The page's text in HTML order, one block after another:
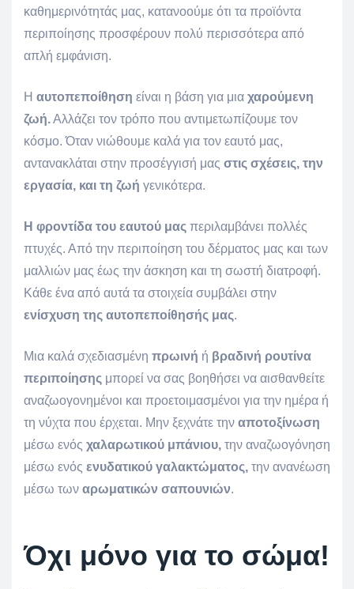
καθημερινότητάς μας, κατανοούμε ότι τα προϊόντα
περιποίησης προσφέρουν πολύ περισσότερα από
απλή εμφάνιση.
Η αυτοπεποίθηση είναι η βάση για μια χαρούμενη
ζωή.Αλλάζει τον τρόπο που αντιμετωπίζουμε τον
κόσμο. Όταν νιώθουμε καλά για τον εαυτό μας,
αντανακλάται στην προσέγγισή μας στις σχέσεις, την
εργασία, και τη ζωή γενικότερα.
Η φροντίδα του εαυτού μας περιλαμβάνει πολλές
πτυχές. Από την περιποίηση του δέρματος μας και των
μαλλιών μας έως την άσκηση και τη σωστή διατροφή.
Κάθε ένα από αυτά τα στοιχεία συμβάλει στην
ενίσχυση της αυτοπεποίθησής μας.
Μια καλά σχεδιασμένη πρωινή ή βραδινή ρουτίνα
περιποίησης μπορεί να σας βοηθήσει να αισθανθείτε
αναζωογονημένοι και προετοιμασμένοι για την ημέρα ή
τη νύχτα που έρχεται. Μην ξεχνάτε την αποτοξίνωση
μέσω ενός χαλαρωτικού μπάνιου, την αναζωογόνηση
μέσω ενός ενυδατικού γαλακτώματος, την ανανέωση
μέσω των αρωματικών σαπουνιών.
Όχι μόνο για το σώμα!